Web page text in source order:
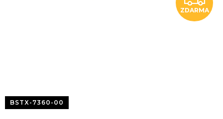
D
ZDARMA
BSTX-7360-00